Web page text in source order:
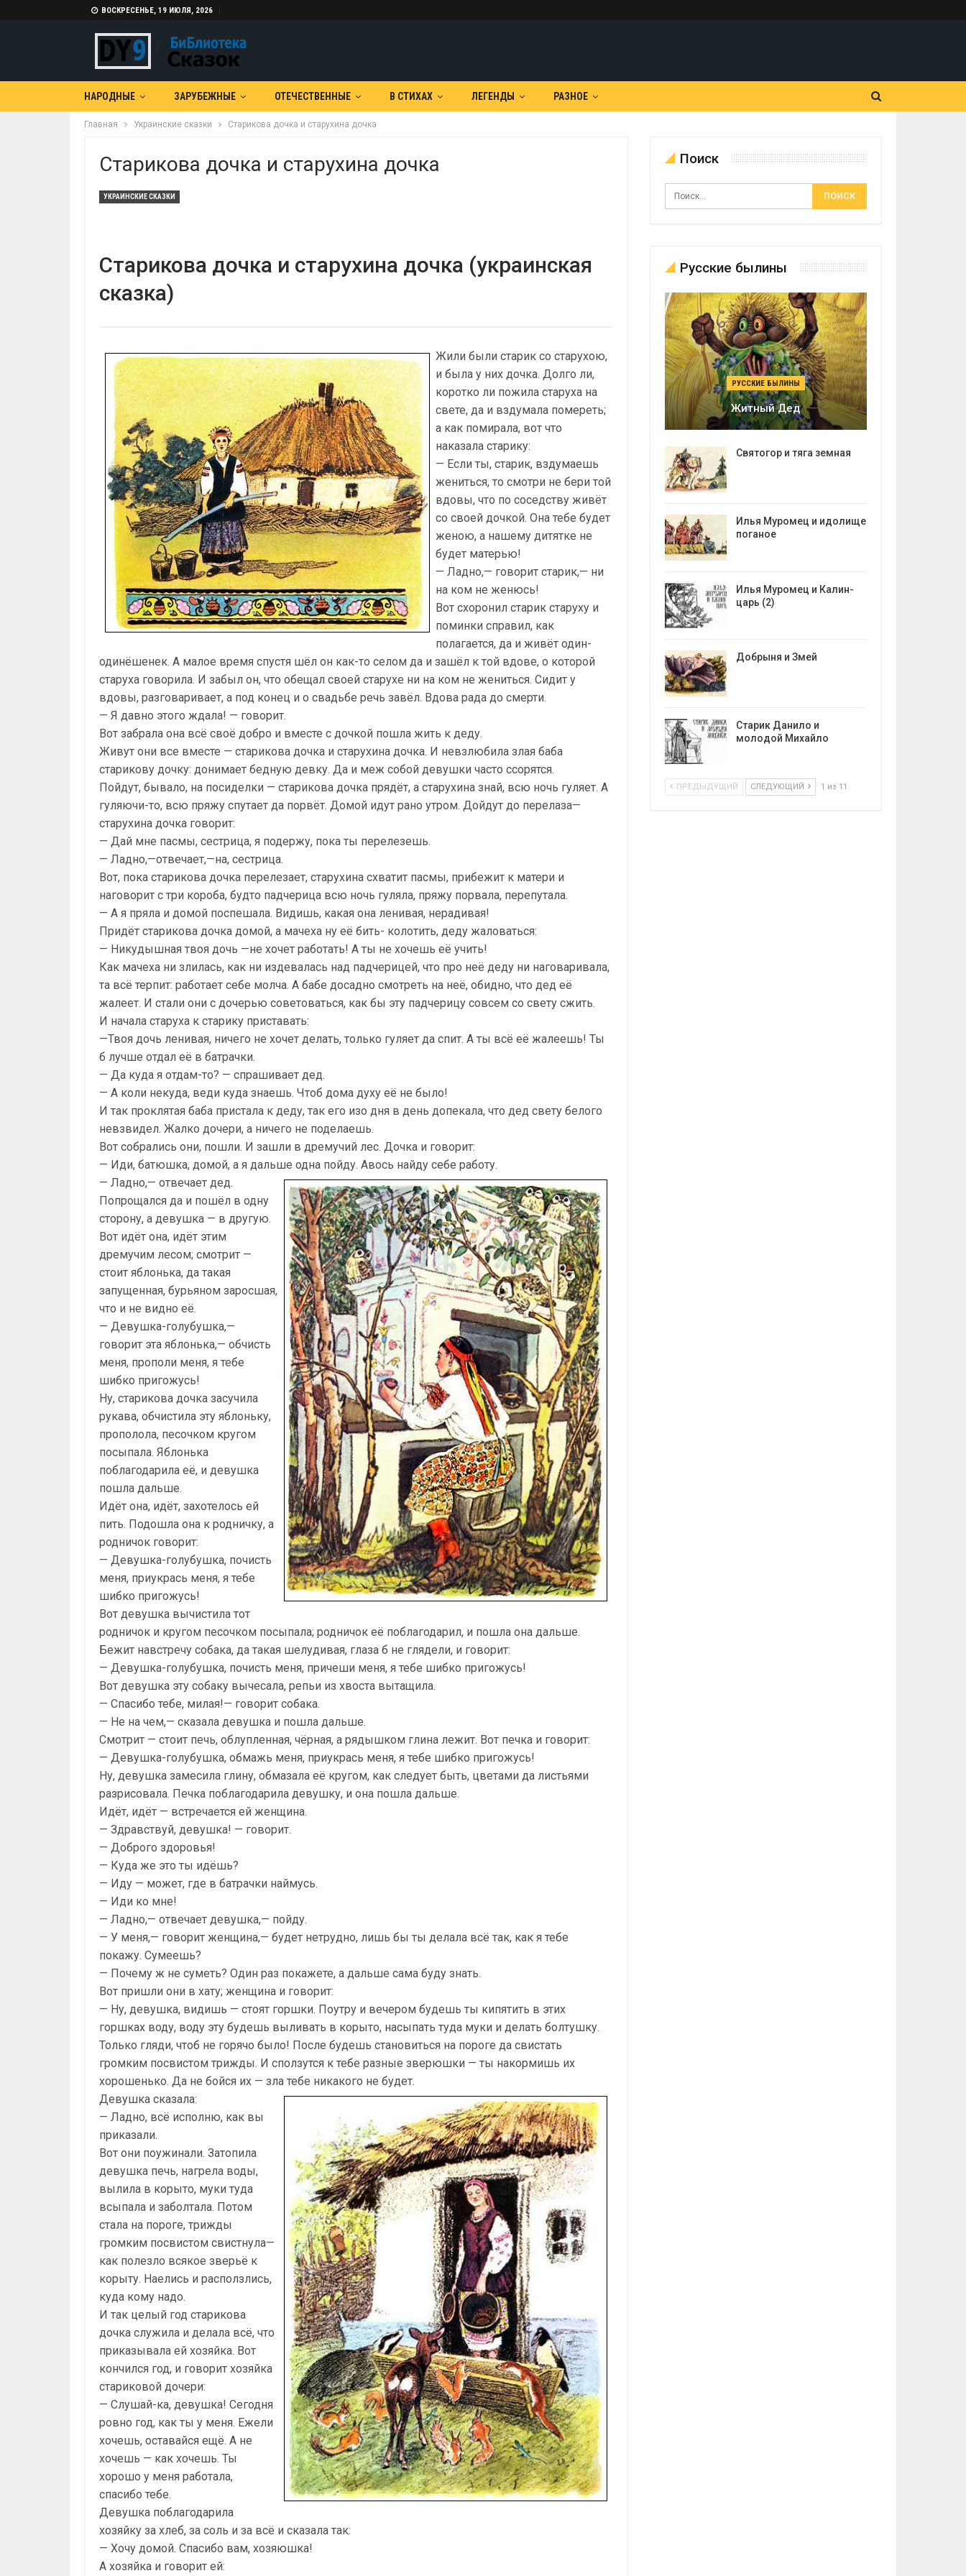
ВОСКРЕСЕНЬЕ, 19 ИЮЛЯ, 2026
НАРОДНЫЕ ЗАРУБЕЖНЫЕ ОТЕЧЕСТВЕННЫЕ В СТИХАХ ЛЕГЕНДЫ РАЗНОЕ
Главная Украинские сказки Старикова дочка и старухина дочка
Старикова дочка и старухина дочка
УКРАИНСКИЕ СКАЗКИ
Старикова дочка и старухина дочка (украинская
сказка)
Жили были старик со старухою,
и была у них дочка. Долго ли,
коротко ли пожила старуха на
свете, да и вздумала помереть;
а как помирала, вот что
наказала старику:
— Если ты, старик, вздумаешь
жениться, то смотри не бери той
вдовы, что по соседству живёт
со своей дочкой. Она тебе будет
женою, а нашему дитятке не
будет матерью!
— Ладно,— говорит старик,— ни
на ком не женюсь!
Вот схоронил старик старуху и
поминки справил, как
полагается, да и живёт один-
одинёшенек. А малое время спустя шёл он как-то селом да и зашёл к той вдове, о которой
старуха говорила. И забыл он, что обещал своей старухе ни на ком не жениться. Сидит у
вдовы, разговаривает, а под конец и о свадьбе речь завёл. Вдова рада до смерти.
— Я давно этого ждала! — говорит.
Вот забрала она всё своё добро и вместе с дочкой пошла жить к деду.
Живут они все вместе — старикова дочка и старухина дочка. И невзлюбила злая баба
старикову дочку: донимает бедную девку. Да и меж собой девушки часто ссорятся.
Пойдут, бывало, на посиделки — старикова дочка прядёт, а старухина знай, всю ночь гуляет. А
гуляючи-то, всю пряжу спутает да порвёт. Домой идут рано утром. Дойдут до перелаза—
старухина дочка говорит:
— Дай мне пасмы, сестрица, я подержу, пока ты перелезешь.
— Ладно,—отвечает,—на, сестрица.
Вот, пока старикова дочка перелезает, старухина схватит пасмы, прибежит к матери и
наговорит с три короба, будто падчерица всю ночь гуляла, пряжу порвала, перепутала.
— А я пряла и домой поспешала. Видишь, какая она ленивая, нерадивая!
Придёт старикова дочка домой, а мачеха ну её бить- колотить, деду жаловаться:
— Никудышная твоя дочь —не хочет работать! А ты не хочешь её учить!
Как мачеха ни злилась, как ни издевалась над падчерицей, что про неё деду ни наговаривала,
та всё терпит: работает себе молча. А бабе досадно смотреть на неё, обидно, что дед её
жалеет. И стали они с дочерью советоваться, как бы эту падчерицу совсем со свету сжить.
И начала старуха к старику приставать:
—Твоя дочь ленивая, ничего не хочет делать, только гуляет да спит. А ты всё её жалеешь! Ты
б лучше отдал её в батрачки.
— Да куда я отдам-то? — спрашивает дед.
— А коли некуда, веди куда знаешь. Чтоб дома духу её не было!
И так проклятая баба пристала к деду, так его изо дня в день допекала, что дед свету белого
невзвидел. Жалко дочери, а ничего не поделаешь.
Вот собрались они, пошли. И зашли в дремучий лес. Дочка и говорит:
— Иди, батюшка, домой, а я дальше одна пойду. Авось найду себе работу.
— Ладно,— отвечает дед.
Попрощался да и пошёл в одну
сторону, а девушка — в другую.
Вот идёт она, идёт этим
дремучим лесом; смотрит —
стоит яблонька, да такая
запущенная, бурьяном заросшая,
что и не видно её.
— Девушка-голубушка,—
говорит эта яблонька,— обчисть
меня, прополи меня, я тебе
шибко пригожусь!
Ну, старикова дочка засучила
рукава, обчистила эту яблоньку,
прополола, песочком кругом
посыпала. Яблонька
поблагодарила её, и девушка
пошла дальше.
Идёт она, идёт, захотелось ей
пить. Подошла она к родничку, а
родничок говорит:
— Девушка-голубушка, почисть
меня, приукрась меня, я тебе
шибко пригожусь!
Вот девушка вычистила тот
родничок и кругом песочком посыпала; родничок её поблагодарил, и пошла она дальше.
Бежит навстречу собака, да такая шелудивая, глаза б не глядели, и говорит:
— Девушка-голубушка, почисть меня, причеши меня, я тебе шибко пригожусь!
Вот девушка эту собаку вычесала, репьи из хвоста вытащила.
— Спасибо тебе, милая!— говорит собака.
— Не на чем,— сказала девушка и пошла дальше.
Смотрит — стоит печь, облупленная, чёрная, а рядышком глина лежит. Вот печка и говорит:
— Девушка-голубушка, обмажь меня, приукрась меня, я тебе шибко пригожусь!
Ну, девушка замесила глину, обмазала её кругом, как следует быть, цветами да листьями
разрисовала. Печка поблагодарила девушку, и она пошла дальше.
Идёт, идёт — встречается ей женщина.
— Здравствуй, девушка! — говорит.
— Доброго здоровья!
— Куда же это ты идёшь?
— Иду — может, где в батрачки наймусь.
— Иди ко мне!
— Ладно,— отвечает девушка,— пойду.
— У меня,— говорит женщина,— будет нетрудно, лишь бы ты делала всё так, как я тебе
покажу. Сумеешь?
— Почему ж не суметь? Один раз покажете, а дальше сама буду знать.
Вот пришли они в хату; женщина и говорит:
— Ну, девушка, видишь — стоят горшки. Поутру и вечером будешь ты кипятить в этих
горшках воду, воду эту будешь выливать в корыто, насыпать туда муки и делать болтушку.
Только гляди, чтоб не горячо было! После будешь становиться на пороге да свистать
громким посвистом трижды. И сползутся к тебе разные зверюшки — ты накормишь их
хорошенько. Да не бойся их — зла тебе никакого не будет.
Девушка сказала:
— Ладно, всё исполню, как вы
приказали.
Вот они поужинали. Затопила
девушка печь, нагрела воды,
вылила в корыто, муки туда
всыпала и заболтала. Потом
стала на пороге, трижды
громким посвистом свистнула—
как полезло всякое зверьё к
корыту. Наелись и расползлись,
куда кому надо.
И так целый год старикова
дочка служила и делала всё, что
приказывала ей хозяйка. Вот
кончился год, и говорит хозяйка
стариковой дочери:
— Слушай-ка, девушка! Сегодня
ровно год, как ты у меня. Ежели
хочешь, оставайся ещё. А не
хочешь — как хочешь. Ты
хорошо у меня работала,
спасибо тебе.
Девушка поблагодарила
хозяйку за хлеб, за соль и за всё и сказала так:
— Хочу домой. Спасибо вам, хозяюшка!
А хозяйка и говорит ей:
Поиск
Русские былины
РУССКИЕ БЫЛИНЫ
Житный Дед
Святогор и тяга земная
Илья Муромец и идолище
поганое
Илья Муромец и Калин-
царь (2)
Добрыня и Змей
Старик Данило и
молодой Михайло
ПРЕДЫДУЩИЙ СЛЕДУЮЩИЙ 1 из 11